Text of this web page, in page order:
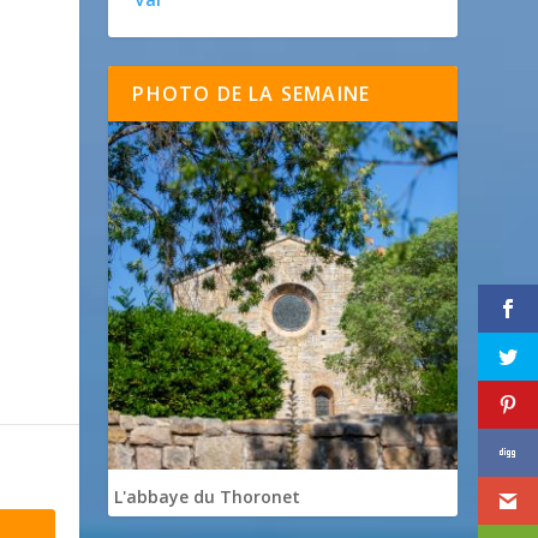
PHOTO DE LA SEMAINE
L'abbaye du Thoronet